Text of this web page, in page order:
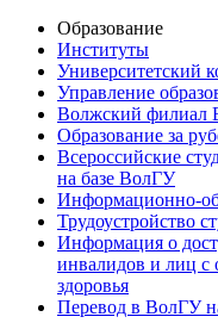
Образование
Институты
Университетский
Управление
Волжский филиал
Образование за
Всероссийские
на базе ВолГУ
Информационно-
Трудоустройство
Информация о
инвалидов и лиц с
здоровья
Перевод в ВолГУ